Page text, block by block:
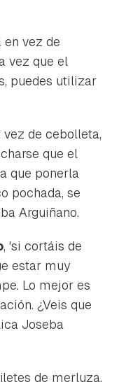
vez de
vez que el
puedes utilizar
vez de cebolleta,
que el
que ponerla
pochada, se
Arguiñano.
, 'si cortáis de
estar muy
Lo mejor es
¿Veis que
Joseba
de merluza,